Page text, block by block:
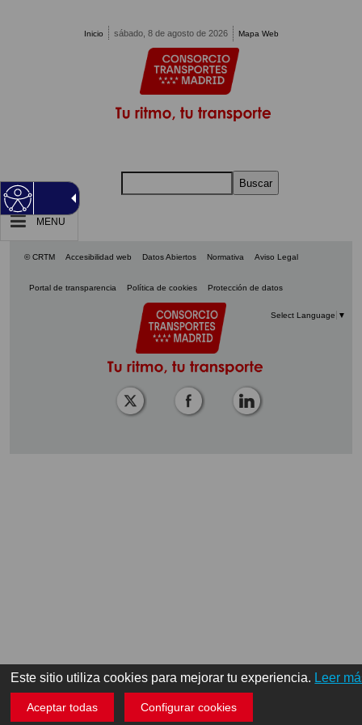
Este sitio utiliza cookies para mejorar tu experiencia. Leer
Aceptar todas Configurar cookies
Inicio sábado, 8 de agosto de 2026 Mapa Web
Buscar
MENU
© CRTM Accesibilidad web Datos Abiertos Normativa Aviso Legal
Portal de transparencia Política de cookies Protección de datos
Select Language ▼